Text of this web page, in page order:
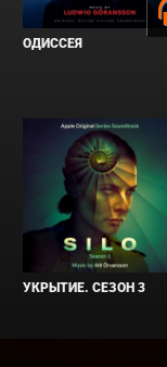
ОДИССЕЯ
УКРЫТИЕ. СЕЗОН 3